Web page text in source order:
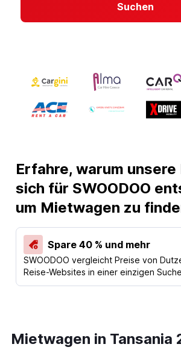
Suchen
Erfahre, warum unsere
sich für SWOODOO
um Mietwagen zu
Spare 40 % und mehr
SWOODOO vergleicht Preise von
Reise-Websites in einer einzigen
Mietwagen in Tansania